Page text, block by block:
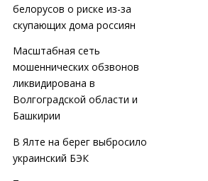
белорусов о риске из-за
скупающих дома россиян
Масштабная сеть
мошеннических обзвонов
ликвидирована в
Волгоградской области и
Башкирии
В Ялте на берег выбросило
украинский БЭК